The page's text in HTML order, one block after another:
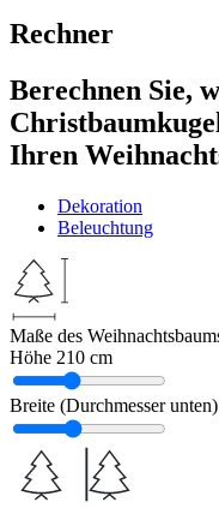
Rechner
Berechnen Sie,
Ihren
Dekoration
Beleuchtung
Maße des
Höhe 210 cm
Breite (Durchmesser unten)